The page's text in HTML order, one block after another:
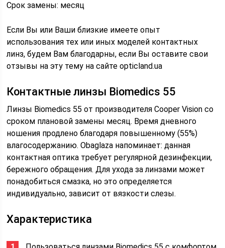
Срок замены: месяц
Если Вы или Ваши близкие имеете опыт
использования тех или иных моделей контактных
линз, будем Вам благодарны, если Вы оставите свои
отзывы на эту тему на сайте opticland.ua
Контактные линзы Biomedics 55
Линзы Biomedics 55 от производителя Cooper Vision со
сроком плановой замены месяц. Время дневного
ношения продлено благодаря повышенному (55%)
влагосодержанию. Оbaglаza напоминает: данная
контактная оптика требует регулярной дезинфекции,
бережного обращения. Для ухода за линзами может
понадобиться смазка, но это определяется
индивидуально, зависит от вязкости слезы.
Характеристика